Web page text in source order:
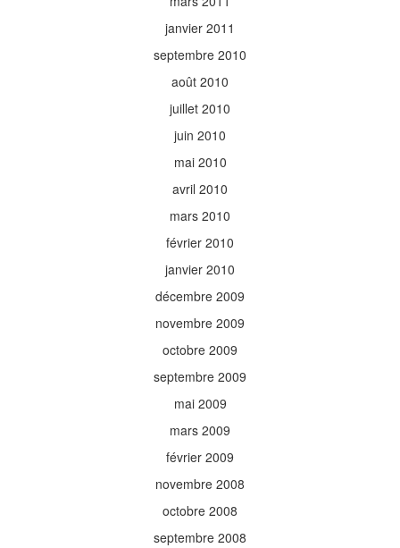
janvier 2011
septembre 2010
août 2010
juillet 2010
juin 2010
mai 2010
avril 2010
mars 2010
février 2010
janvier 2010
décembre 2009
novembre 2009
octobre 2009
septembre 2009
mai 2009
mars 2009
février 2009
novembre 2008
octobre 2008
septembre 2008